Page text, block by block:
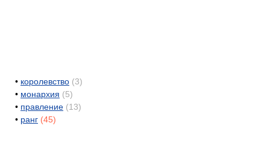
• королевство (3)
• монархия (5)
• правление (13)
• ранг (45)